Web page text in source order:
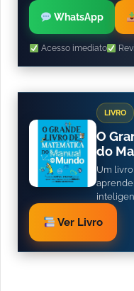
WhatsApp
Acesso imediato
LIVRO
O
do
Um
Ver Livro